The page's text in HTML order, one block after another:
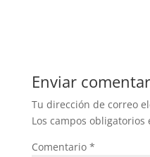
b
o
o
k
A
p
p
Enviar
Tu dirección de correo
Los campos obligatorios
Comentario *